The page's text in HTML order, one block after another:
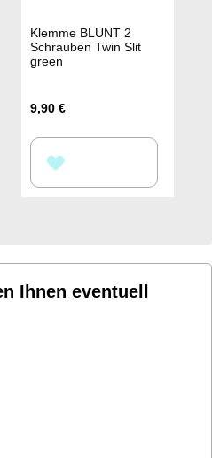
Klemme BLUNT 2
Schrauben Twin Slit
green
9,90 €
WUNSCHLISTE
Ihnen eventuell